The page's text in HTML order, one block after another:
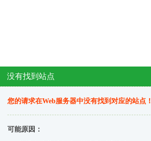
没有找到站点
您的请求在Web服务器中没有找到对应的站点！
可能原因：